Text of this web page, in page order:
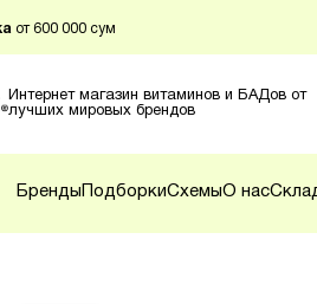
от 600 000 сум
Интернет магазин витаминов и БАДов от
лучших мировых брендов
Бренды ПодборкиСхемыО нас